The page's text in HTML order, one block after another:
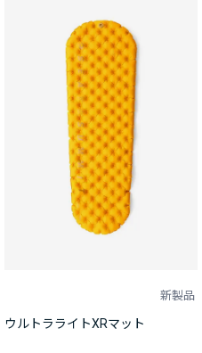
新製品
ウルトラライトXRマット